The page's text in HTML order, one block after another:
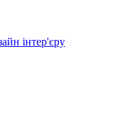
інтер'єру